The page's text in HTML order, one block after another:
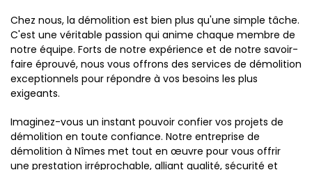
Chez nous, la démolition est bien plus qu'une simple tâche.
C'est une véritable passion qui anime chaque membre de
notre équipe. Forts de notre expérience et de notre savoir-
faire éprouvé, nous vous offrons des services de démolition
exceptionnels pour répondre à vos besoins les plus
exigeants.
Imaginez-vous un instant pouvoir confier vos projets de
démolition en toute confiance. Notre entreprise de
démolition à Nîmes met tout en œuvre pour vous offrir
une prestation irréprochable, alliant qualité, sécurité et